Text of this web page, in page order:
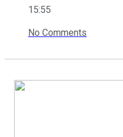
15:55
No Comments